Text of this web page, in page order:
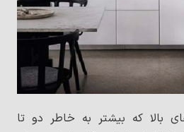
بالا که بیشتر به خاطر دو تا